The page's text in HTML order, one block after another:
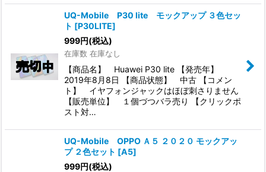
UQ-Mobile P30 lite モックアップ ３色セッ
ト [P30LITE]
999円(税込)
在庫数 在庫なし
【商品名】 Huawei P30 lite 【発売年】
2019年8月8日 【商品状態】 中古 【コメン
ト】 イヤフォンジャックはほぼ刺さりません
【販売単位】 １個づつバラ売り 【クリックポ
スト対…
UQ-Mobile OPPO Ａ５ ２０２０ モックアッ
プ ２色セット [A5]
999円(税込)